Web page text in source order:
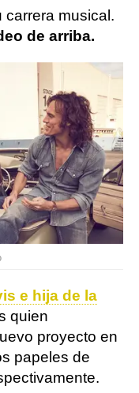
carrera musical.
de arriba.
e hija de la
quien
proyecto en
papeles de